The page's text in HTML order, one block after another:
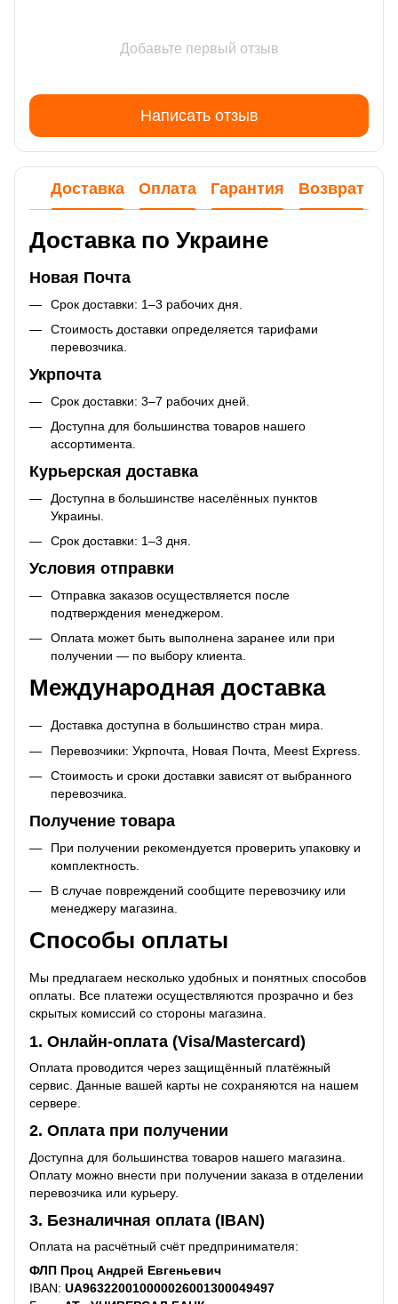
Добавьте первый отзыв
Написать отзыв
Доставка Оплата Гарантия Возврат
Доставка по Украине
Новая Почта
Срок доставки: 1–3 рабочих дня.
Стоимость доставки определяется тарифами
перевозчика.
Укрпочта
Срок доставки: 3–7 рабочих дней.
Доступна для большинства товаров нашего
ассортимента.
Курьерская доставка
Доступна в большинстве населённых пунктов
Украины.
Срок доставки: 1–3 дня.
Условия отправки
Отправка заказов осуществляется после
подтверждения менеджером.
Оплата может быть выполнена заранее или при
получении — по выбору клиента.
Международная доставка
Доставка доступна в большинство стран мира.
Перевозчики: Укрпочта, Новая Почта, Meest Express.
Стоимость и сроки доставки зависят от выбранного
перевозчика.
Получение товара
При получении рекомендуется проверить упаковку и
комплектность.
В случае повреждений сообщите перевозчику или
менеджеру магазина.
Способы оплаты
Мы предлагаем несколько удобных и понятных способов
оплаты. Все платежи осуществляются прозрачно и без
скрытых комиссий со стороны магазина.
1. Онлайн-оплата (Visa/Mastercard)
Оплата проводится через защищённый платёжный
сервис. Данные вашей карты не сохраняются на нашем
сервере.
2. Оплата при получении
Доступна для большинства товаров нашего магазина.
Оплату можно внести при получении заказа в отделении
перевозчика или курьеру.
3. Безналичная оплата (IBAN)
Оплата на расчётный счёт предпринимателя:
ФЛП Проц Андрей Евгеньевич
IBAN: UA963220010000026001300049497